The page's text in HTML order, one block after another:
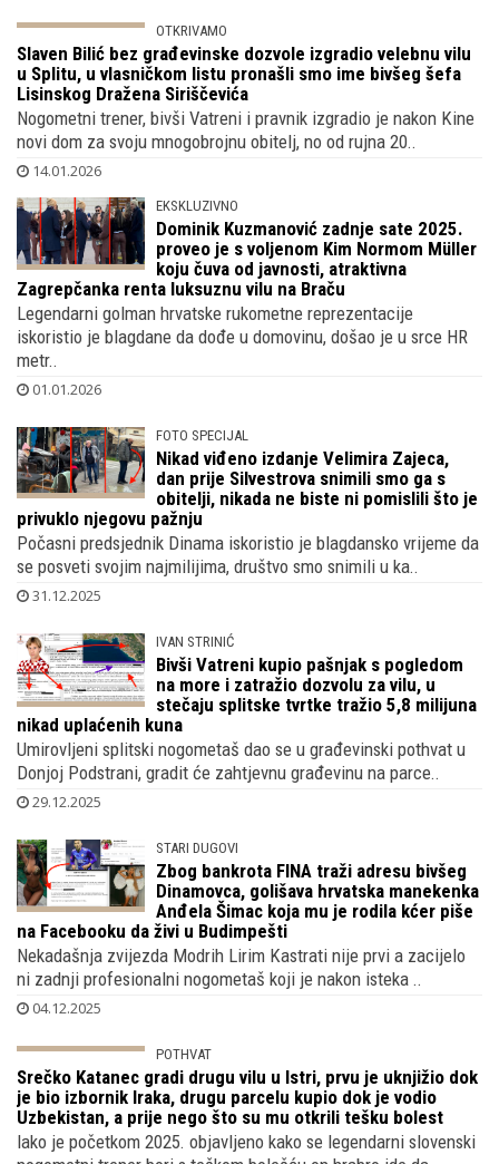
OTKRIVAMO
Slaven Bilić bez građevinske dozvole
izgradio velebnu vilu u Splitu, u
vlasničkom listu pronašli smo ime bivšeg
šefa Lisinskog Dražena Siriščevića
Nogometni trener, bivši Vatreni i pravnik izgradio je nakon Kine
novi dom za svoju mnogobrojnu obitelj, no od rujna 20..
14.01.2026
EKSKLUZIVNO
Dominik Kuzmanović zadnje sate 2025.
proveo je s voljenom Kim Normom Müller
koju čuva od javnosti, atraktivna
Zagrepčanka renta luksuznu vilu na Braču
iskoristio je blagdane da dođe u domovinu, došao je u srce HR
metr..
01.01.2026
FOTO SPECIJAL
Nikad viđeno izdanje Velimira Zajeca,
dan prije Silvestrova snimili smo ga s
obitelji, nikada ne biste ni pomislili što je
privuklo njegovu pažnju
Počasni predsjednik Dinama iskoristio je blagdansko vrijeme da
se posveti svojim najmilijima, društvo smo snimili u ka..
31.12.2025
IVAN STRINIĆ
Bivši Vatreni kupio pašnjak s pogledom
na more i zatražio dozvolu za vilu, u
stečaju splitske tvrtke tražio 5,8 milijuna
nikad uplaćenih kuna
Umirovljeni splitski nogometaš dao se u građevinski pothvat u
Donjoj Podstrani, gradit će zahtjevnu građevinu na parce..
29.12.2025
STARI DUGOVI
Zbog bankrota FINA traži adresu bivšeg
Dinamovca, golišava hrvatska manekenka
Anđela Šimac koja mu je rodila kćer piše
na Facebooku da živi u Budimpešti
Nekadašnja zvijezda Modrih Lirim Kastrati nije prvi a zacijelo
ni zadnji profesionalni nogometaš koji je nakon isteka ..
04.12.2025
POTHVAT
Srečko Katanec gradi drugu vilu u Istri, prvu je uknjižio dok